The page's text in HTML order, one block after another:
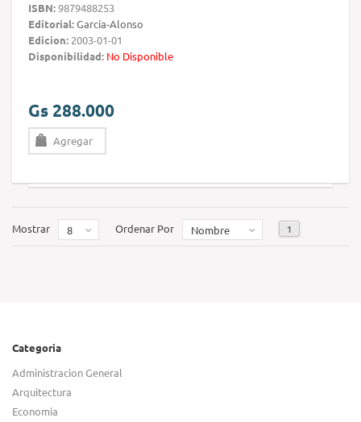
ISBN:9879488253
Editorial:García-Alonso
Edicion: 2003-01-01
Disponibilidad: No Disponible
Gs 288.000
Agregar
Mostrar 8 Ordenar Por Nombre 1
Categoria
Administracion General
Arquitectura
Economia